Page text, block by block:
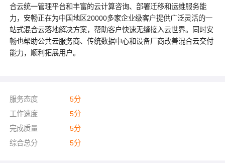
合云统一管理平台和丰富的云计算咨询、部署迁移和运维服务能
力，安畅正在为中国地区20000多家企业级客户提供广泛灵活的一
站式混合云落地解决方案，帮助客户快速无缝接入云世界。同时安
畅也帮助公共云服务商、传统数据中心和设备厂商改善混合云交付
能力，顺利拓展用户。
服务态度 5分
工作速度
5分
完成质量
5分
综合总分
5分